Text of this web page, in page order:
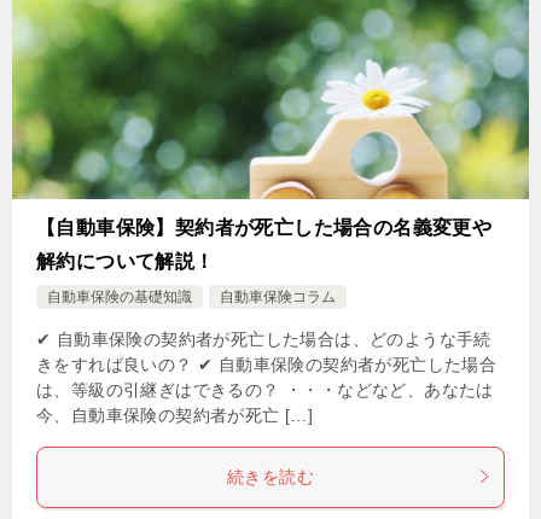
【自動車保険】契約者が死亡した場合の名義変更や
解約について解説！
自動車保険の基礎知識 自動車保険コラム
✔ 自動車保険の契約者が死亡した場合は、どのような手続
きをすれば良いの？ ✔ 自動車保険の契約者が死亡した場合
は、等級の引継ぎはできるの？ ・・・などなど、あなたは
今、自動車保険の契約者が死亡 […]
続きを読む